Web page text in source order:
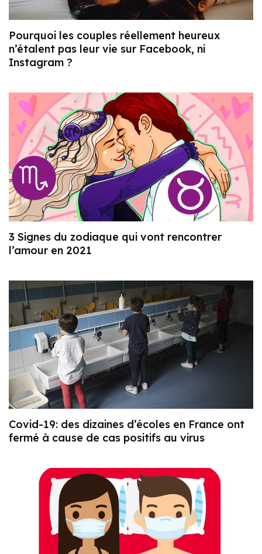
Pourquoi les couples réellement heureux
n’étalent pas leur vie sur Facebook, ni
Instagram ?
3 Signes du zodiaque qui vont rencontrer
l’amour en 2021
Covid-19: des dizaines d’écoles en France ont
fermé à cause de cas positifs au virus